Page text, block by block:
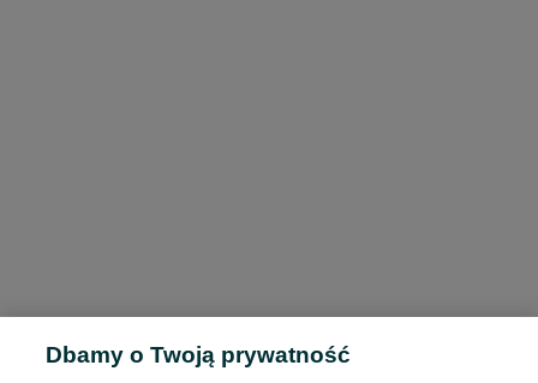
Dbamy o Twoją prywatność